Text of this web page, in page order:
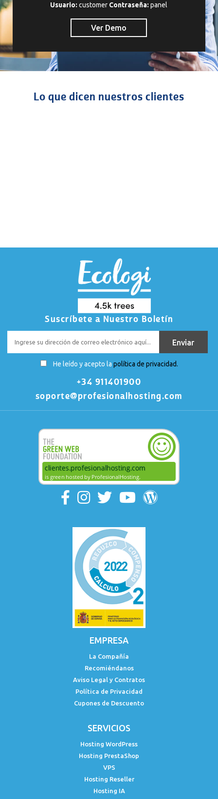
Usuario: customer Contraseña: panel
Ver Demo
Lo que dicen nuestros clientes
Suscríbete a Nuestro Boletín
He leído y acepto la política de privacidad.
+34 911401900
soporte@profesionalhosting.com
EMPRESA
La Compañía
Recomiéndanos
Aviso Legal y Contratos
Política de Privacidad
Cupones de Descuento
SERVICIOS
Hosting WordPress
Hosting PrestaShop
VPS
Hosting Reseller
Hosting IA